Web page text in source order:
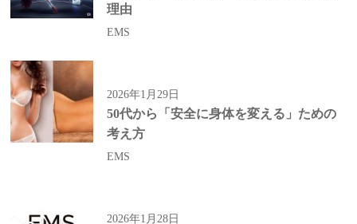
理由
EMS
2026年1月29日
50代から「安全に身体を変える」ための
考え方
EMS
2026年1月28日